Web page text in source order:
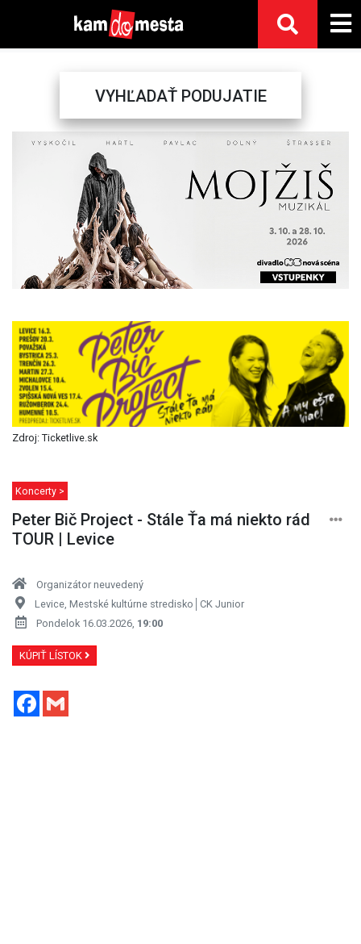
VYHĽADAŤ PODUJATIE
Previous
Zdroj: Ticketlive.sk
Koncerty >
Peter Bič Project - Stále Ťa má niekto rád
TOUR | Levice
Organizátor neuvedený
Levice, Mestské kultúrne stredisko│CK Junior
Pondelok 16.03.2026, 19:00
KÚPIŤ LÍSTOK
Facebook